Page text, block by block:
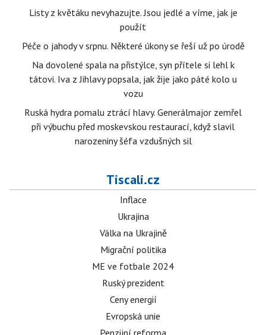
Listy z květáku nevyhazujte. Jsou jedlé a víme, jak je
použít
Péče o jahody v srpnu. Některé úkony se řeší už po úrodě
Na dovolené spala na přistýlce, syn přítele si lehl k
tátovi. Iva z Jihlavy popsala, jak žije jako páté kolo u
vozu
Ruská hydra pomalu ztrácí hlavy. Generálmajor zemřel
při výbuchu před moskevskou restaurací, když slavil
narozeniny šéfa vzdušných sil
Tiscali.cz
Inflace
Ukrajina
Válka na Ukrajině
Migrační politika
ME ve fotbale 2024
Ruský prezident
Ceny energií
Evropská unie
Penzijní reforma